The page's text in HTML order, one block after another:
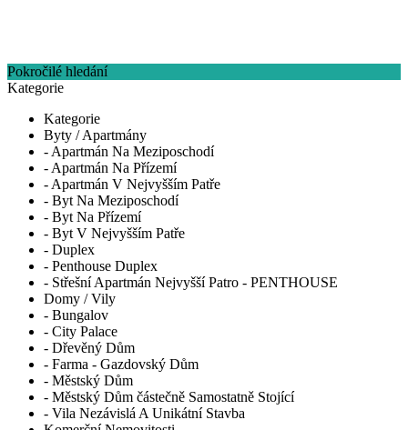
Pokročilé hledání
Kategorie
Kategorie
Byty / Apartmány
- Apartmán Na Meziposchodí
- Apartmán Na Přízemí
- Apartmán V Nejvyšším Patře
- Byt Na Meziposchodí
- Byt Na Přízemí
- Byt V Nejvyšším Patře
- Duplex
- Penthouse Duplex
- Střešní Apartmán Nejvyšší Patro - PENTHOUSE
Domy / Vily
- Bungalov
- City Palace
- Dřevěný Dům
- Farma - Gazdovský Dům
- Městský Dům
- Městský Dům částečně Samostatně Stojící
- Vila Nezávislá A Unikátní Stavba